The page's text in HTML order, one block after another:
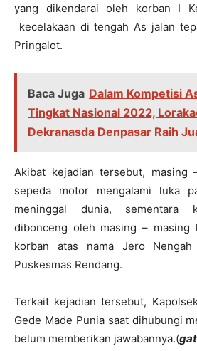
yang dikendarai oleh korban I
kecelakaan di tengah As jalan
Pringalot.
Baca Juga Dalam Kompetisi
Tingkat Nasional 2022,
Dekranasda Denpasar Raih
Akibat kejadian tersebut, masing
sepeda motor mengalami luka
meninggal dunia, sementara
dibonceng oleh masing – masing
korban atas nama Jero
Puskesmas Rendang.
Terkait kejadian tersebut,
Gede Made Punia saat dihubungi
belum memberikan jawabannya.(